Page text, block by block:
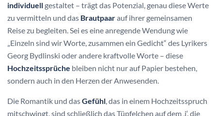
individuell gestaltet – trägt das Potenzial, genau diese Werte
zu vermitteln und das Brautpaarauf ihrer gemeinsamen
Reise zu begleiten. Sei es eine anregende Wendung wie
„Einzeln sind wir Worte, zusammen ein Gedicht“ des Lyrikers
Georg Bydlinski oder andere kraftvolle Worte – diese
Hochzeitssprüche bleiben nicht nur auf Papier bestehen,
sondern auch in den Herzen der Anwesenden.
Die Romantik und dasGefühl, das in einem Hochzeitsspruch
mitschwingt, sind schließlich das Tüpfelchen auf dem ‚i‘, die